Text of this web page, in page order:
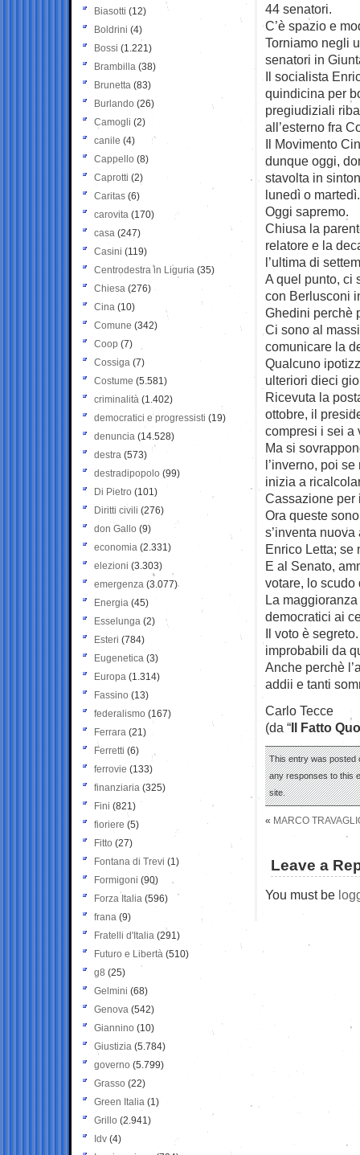
44 senatori.
C’è spazio e
Torniamo negli
senatori in
Il socialista
quindicina per
pregiudiziali
all’esterno fra
Il Movimento
dunque oggi,
stavolta in
lunedì o martedì.
Oggi sapremo.
Chiusa la
relatore e la
l’ultima di
A quel punto, ci
con Berlusconi
Ghedini perchè
Ci sono al
comunicare la
Qualcuno
ulteriori dieci
Ricevuta la
ottobre, il
compresi i sei a
Ma si
l’inverno, poi
inizia a
Cassazione per
Ora queste
s’inventa
Enrico Letta; se
E al Senato,
votare, lo scudo
La
democratici ai
Il voto è
improbabili da
Anche perchè
addii e tanti
Carlo Tecce
(da “Il Fatto
This entry was posted
any responses to this
site.
« MARCO
Leave a
You must be
Biasotti (12)
Boldrini (4)
Bossi (1.221)
Brambilla (38)
Brunetta (83)
Burlando (26)
Camogli (2)
canile (4)
Cappello (8)
Caprotti (2)
Caritas (6)
carovita (170)
casa (247)
Casini (119)
Centrodestra in Liguria (35)
Chiesa (276)
Cina (10)
Comune (342)
Coop (7)
Cossiga (7)
Costume (5.581)
criminalità (1.402)
democratici e progressisti (19)
denuncia (14.528)
destra (573)
destradipopolo (99)
Di Pietro (101)
Diritti civili (276)
don Gallo (9)
economia (2.331)
elezioni (3.303)
emergenza (3.077)
Energia (45)
Esselunga (2)
Esteri (784)
Eugenetica (3)
Europa (1.314)
Fassino (13)
federalismo (167)
Ferrara (21)
Ferretti (6)
ferrovie (133)
finanziaria (325)
Fini (821)
fioriere (5)
Fitto (27)
Fontana di Trevi (1)
Formigoni (90)
Forza Italia (596)
frana (9)
Fratelli d'Italia (291)
Futuro e Libertà (510)
g8 (25)
Gelmini (68)
Genova (542)
Giannino (10)
Giustizia (5.784)
governo (5.799)
Grasso (22)
Green Italia (1)
Grillo (2.941)
Idv (4)